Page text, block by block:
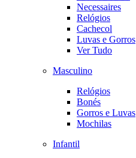
Necessaires
Relógios
Cachecol
Luvas e Gorros
Ver Tudo
Masculino
Relógios
Bonés
Gorros e Luvas
Mochilas
Infantil